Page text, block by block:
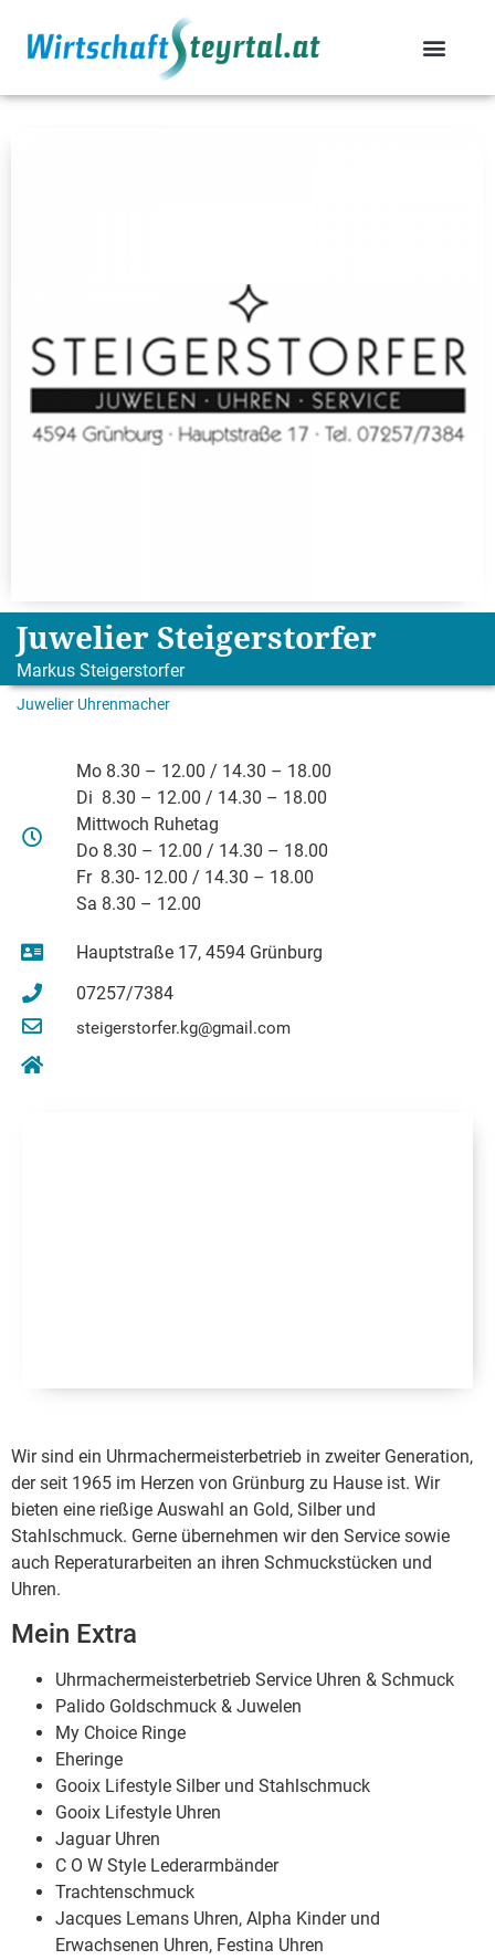
Juwelier Steigerstorfer
Markus Steigerstorfer
Juwelier Uhrenmacher
Mo 8.30 – 12.00 / 14.30 – 18.00
Di 8.30 – 12.00 / 14.30 – 18.00
Mittwoch Ruhetag
Do 8.30 – 12.00 / 14.30 – 18.00
Fr 8.30- 12.00 / 14.30 – 18.00
Sa 8.30 – 12.00
Hauptstraße 17, 4594 Grünburg
07257/7384
steigerstorfer.kg@gmail.com
Wir sind ein Uhrmachermeisterbetrieb in zweiter Generation,
der seit 1965 im Herzen von Grünburg zu Hause ist. Wir
bieten eine rießige Auswahl an Gold, Silber und
Stahlschmuck. Gerne übernehmen wir den Service sowie
auch Reperaturarbeiten an ihren Schmuckstücken und
Uhren.
Mein Extra
Uhrmachermeisterbetrieb Service Uhren & Schmuck
Palido Goldschmuck & Juwelen
My Choice Ringe
Eheringe
Gooix Lifestyle Silber und Stahlschmuck
Gooix Lifestyle Uhren
Jaguar Uhren
C O W Style Lederarmbänder
Trachtenschmuck
Jacques Lemans Uhren, Alpha Kinder und
Erwachsenen Uhren, Festina Uhren